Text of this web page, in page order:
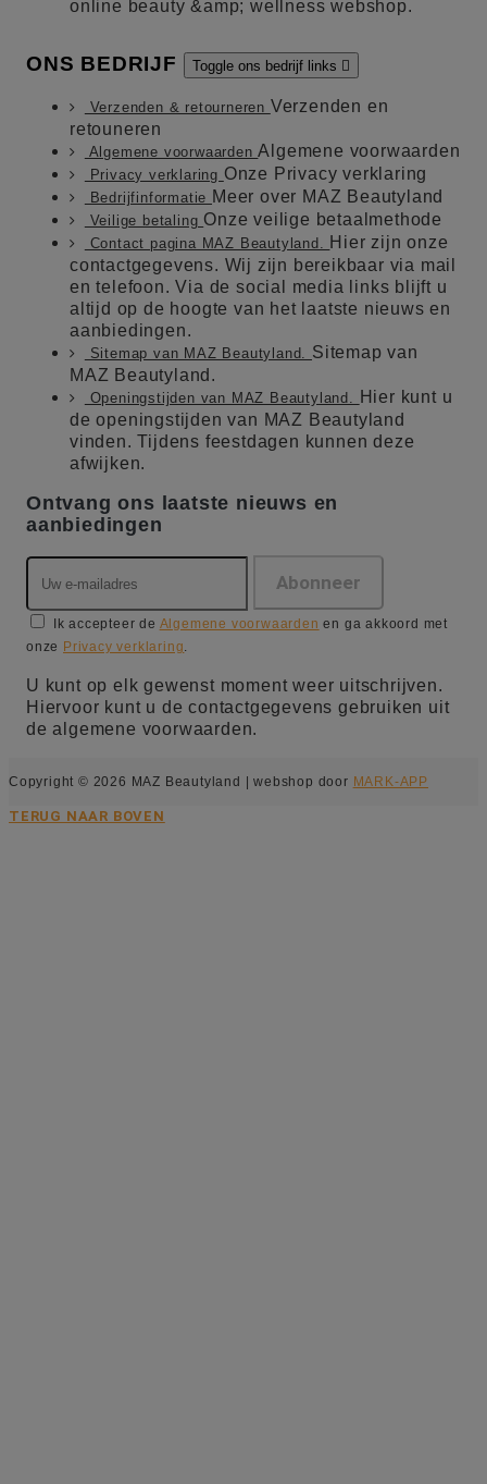
online beauty &amp; wellness webshop.
ONS BEDRIJF Toggle ons bedrijf links 
Verzenden & retourneren Verzenden en
retouneren
Algemene voorwaardenAlgemene voorwaarden
Privacy verklaring Onze Privacy verklaring
Bedrijfinformatie Meer over MAZ Beautyland
Veilige betaling Onze veilige betaalmethode
Contact pagina MAZ Beautyland.
Hier zijn onze
contactgegevens. Wij zijn bereikbaar via mail
en telefoon. Via de social media links blijft u
altijd op de hoogte van het laatste nieuws en
aanbiedingen.
Sitemap van MAZ Beautyland. Sitemap van
MAZ Beautyland.
Openingstijden van MAZ Beautyland.
Hier kunt u
de openingstijden van MAZ Beautyland
vinden. Tijdens feestdagen kunnen deze
afwijken.
Ontvang ons laatste nieuws en
aanbiedingen
Ik accepteer de Algemene voorwaarden en ga akkoord met
onze Privacy verklaring.
U kunt op elk gewenst moment weer uitschrijven.
Hiervoor kunt u de contactgegevens gebruiken uit
de algemene voorwaarden.
Copyright © 2026 MAZ Beautyland | webshop door MARK-APP
TERUG NAAR BOVEN